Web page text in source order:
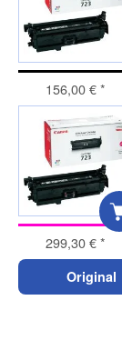
156,00 €*
299,30 €*
Original